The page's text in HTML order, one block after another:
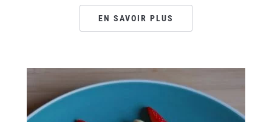
EN SAVOIR PLUS